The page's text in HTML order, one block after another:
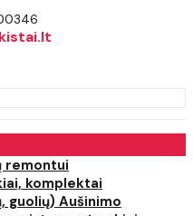
remontui
komplektai
guolių) Aušinimo